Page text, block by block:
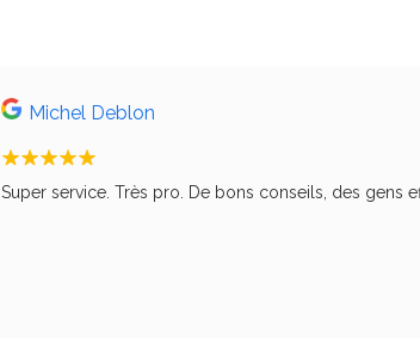
Michel Deblon
Super service. Très pro. De bons conseils, des gens